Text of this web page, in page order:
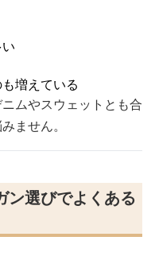
増えている
ムやスウェットとも合
ません。
ン選びでよくある